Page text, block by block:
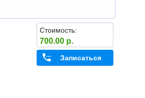
Стоимость:
700.00 р.
Записаться